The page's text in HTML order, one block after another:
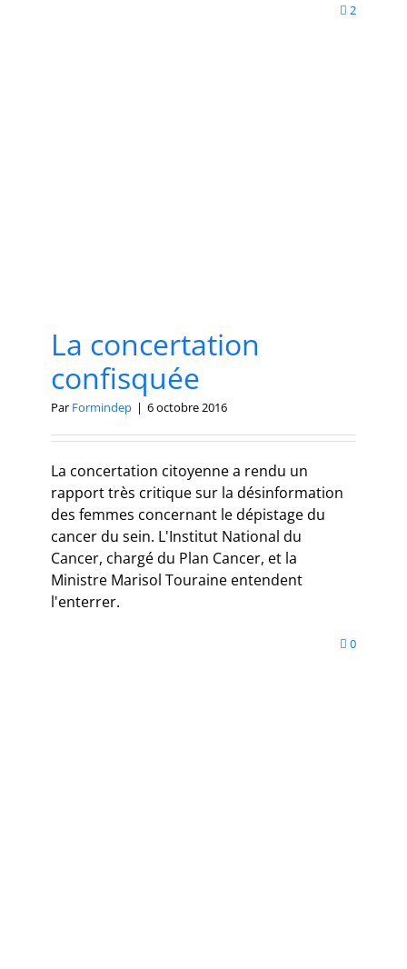
2
La concertation
confisquée
Par Formindep | 6 octobre 2016
La concertation citoyenne a rendu un
rapport très critique sur la désinformation
des femmes concernant le dépistage du
cancer du sein. L'Institut National du
Cancer, chargé du Plan Cancer, et la
Ministre Marisol Touraine entendent
l'enterrer.
0